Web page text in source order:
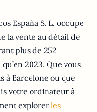
España S. L. occupe
la vente au détail de
plus de 252
2023. Que vous
à Barcelone ou que
votre ordinateur à
explorerles